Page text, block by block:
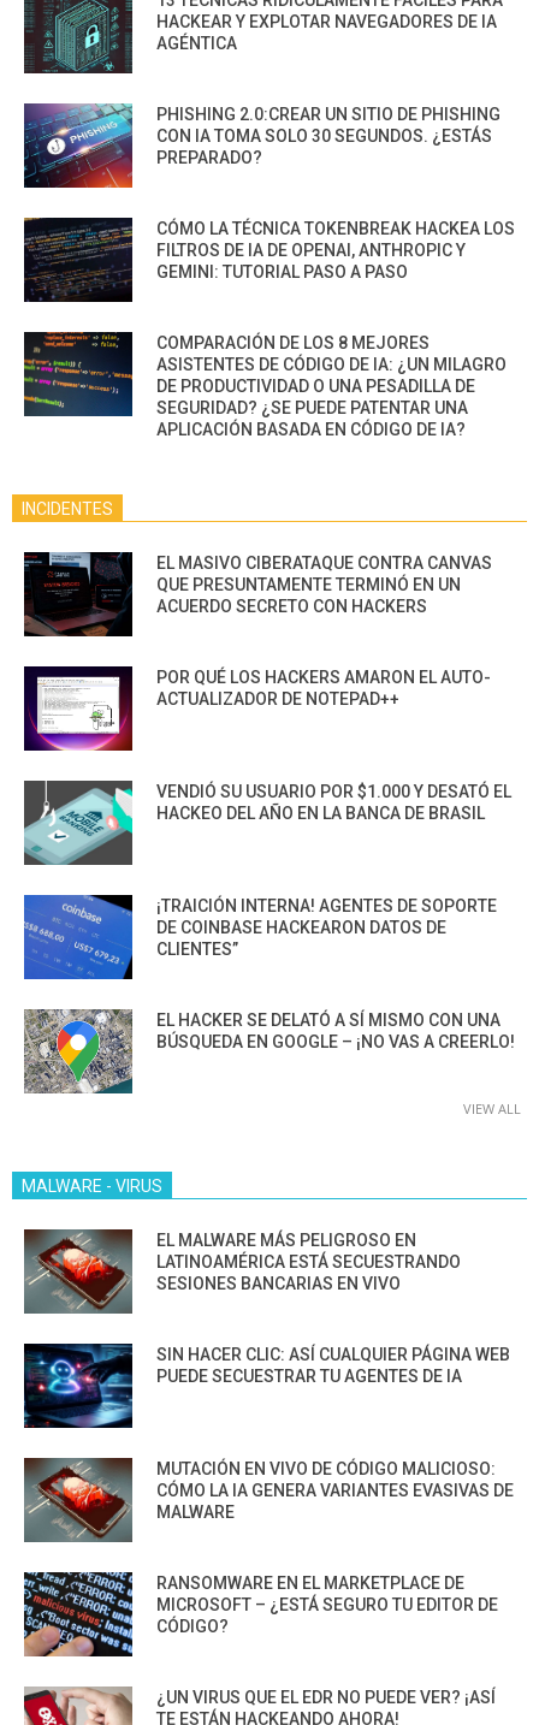
HACKEAR Y EXPLOTAR NAVEGADORES DE IA
AGÉNTICA
PHISHING 2.0:CREAR UN SITIO DE PHISHING
CON IA TOMA SOLO 30 SEGUNDOS. ¿ESTÁS
PREPARADO?
CÓMO LA TÉCNICA TOKENBREAK HACKEA LOS
FILTROS DE IA DE OPENAI, ANTHROPIC Y
GEMINI: TUTORIAL PASO A PASO
COMPARACIÓN DE LOS 8 MEJORES
ASISTENTES DE CÓDIGO DE IA: ¿UN MILAGRO
DE PRODUCTIVIDAD O UNA PESADILLA DE
SEGURIDAD? ¿SE PUEDE PATENTAR UNA
APLICACIÓN BASADA EN CÓDIGO DE IA?
INCIDENTES
EL MASIVO CIBERATAQUE CONTRA CANVAS
QUE PRESUNTAMENTE TERMINÓ EN UN
ACUERDO SECRETO CON HACKERS
POR QUÉ LOS HACKERS AMARON EL AUTO-
ACTUALIZADOR DE NOTEPAD++
VENDIÓ SU USUARIO POR $1.000 Y DESATÓ EL
HACKEO DEL AÑO EN LA BANCA DE BRASIL
¡TRAICIÓN INTERNA! AGENTES DE SOPORTE
DE COINBASE HACKEARON DATOS DE
CLIENTES”
EL HACKER SE DELATÓ A SÍ MISMO CON UNA
BÚSQUEDA EN GOOGLE – ¡NO VAS A CREERLO!
VIEW ALL
MALWARE - VIRUS
EL MALWARE MÁS PELIGROSO EN
LATINOAMÉRICA ESTÁ SECUESTRANDO
SESIONES BANCARIAS EN VIVO
SIN HACER CLIC: ASÍ CUALQUIER PÁGINA WEB
PUEDE SECUESTRAR TU AGENTES DE IA
MUTACIÓN EN VIVO DE CÓDIGO MALICIOSO:
CÓMO LA IA GENERA VARIANTES EVASIVAS DE
MALWARE
RANSOMWARE EN EL MARKETPLACE DE
MICROSOFT – ¿ESTÁ SEGURO TU EDITOR DE
CÓDIGO?
¿UN VIRUS QUE EL EDR NO PUEDE VER? ¡ASÍ
TE ESTÁN HACKEANDO AHORA!